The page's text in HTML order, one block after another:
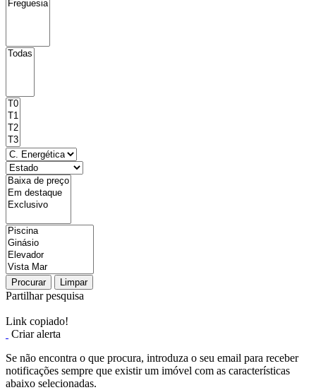
Procurar Limpar
Partilhar pesquisa
Link copiado!
Criar alerta
Se não encontra o que procura, introduza o seu email para receber
notificações sempre que existir um imóvel com as características
abaixo selecionadas.